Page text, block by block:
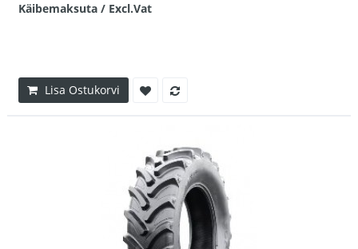
Käibemaksuta / Excl.Vat
Lisa Ostukorvi